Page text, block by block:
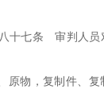
十七条 审判人员
原物，复制件、